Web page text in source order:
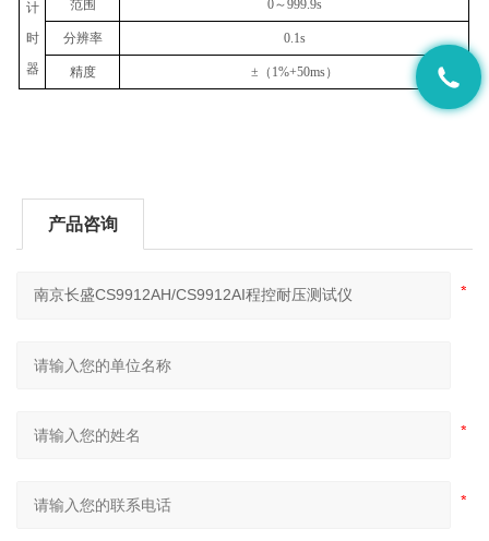
计
时
器
范围 0～999.9s
分辨率 0.1s
精度 ± （ 1%+50ms）
产品咨询